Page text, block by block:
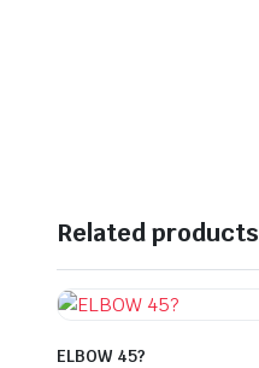
Related products
ELBOW 45?